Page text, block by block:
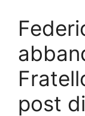
post